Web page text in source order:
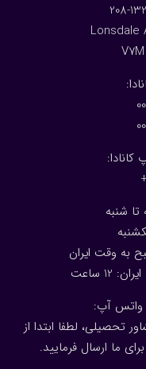
208-
Lonsdale
شنبه
1
2 ساعت
واتس آپ:
لطفا ابتدا از
ما ارسال فرمایید.